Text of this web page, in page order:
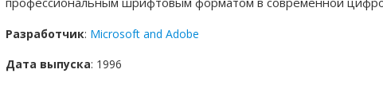
Разработчик: Microsoft and Adobe
Дата выпуска: 1996